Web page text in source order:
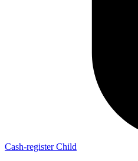
Cash-register Child